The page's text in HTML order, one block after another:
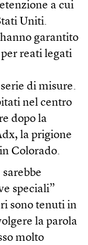
a cui
Uniti.
garantito
reati legati
di misure.
nel centro
dopo la
la prigione
Colorado.
speciali”
sono tenuti in
la parola
molto